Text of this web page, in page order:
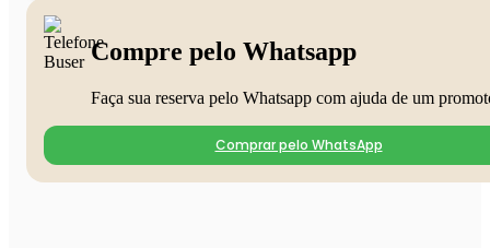
Compre pelo Whatsapp
Faça sua reserva pelo Whatsapp com ajuda de um
Comprar pelo WhatsApp